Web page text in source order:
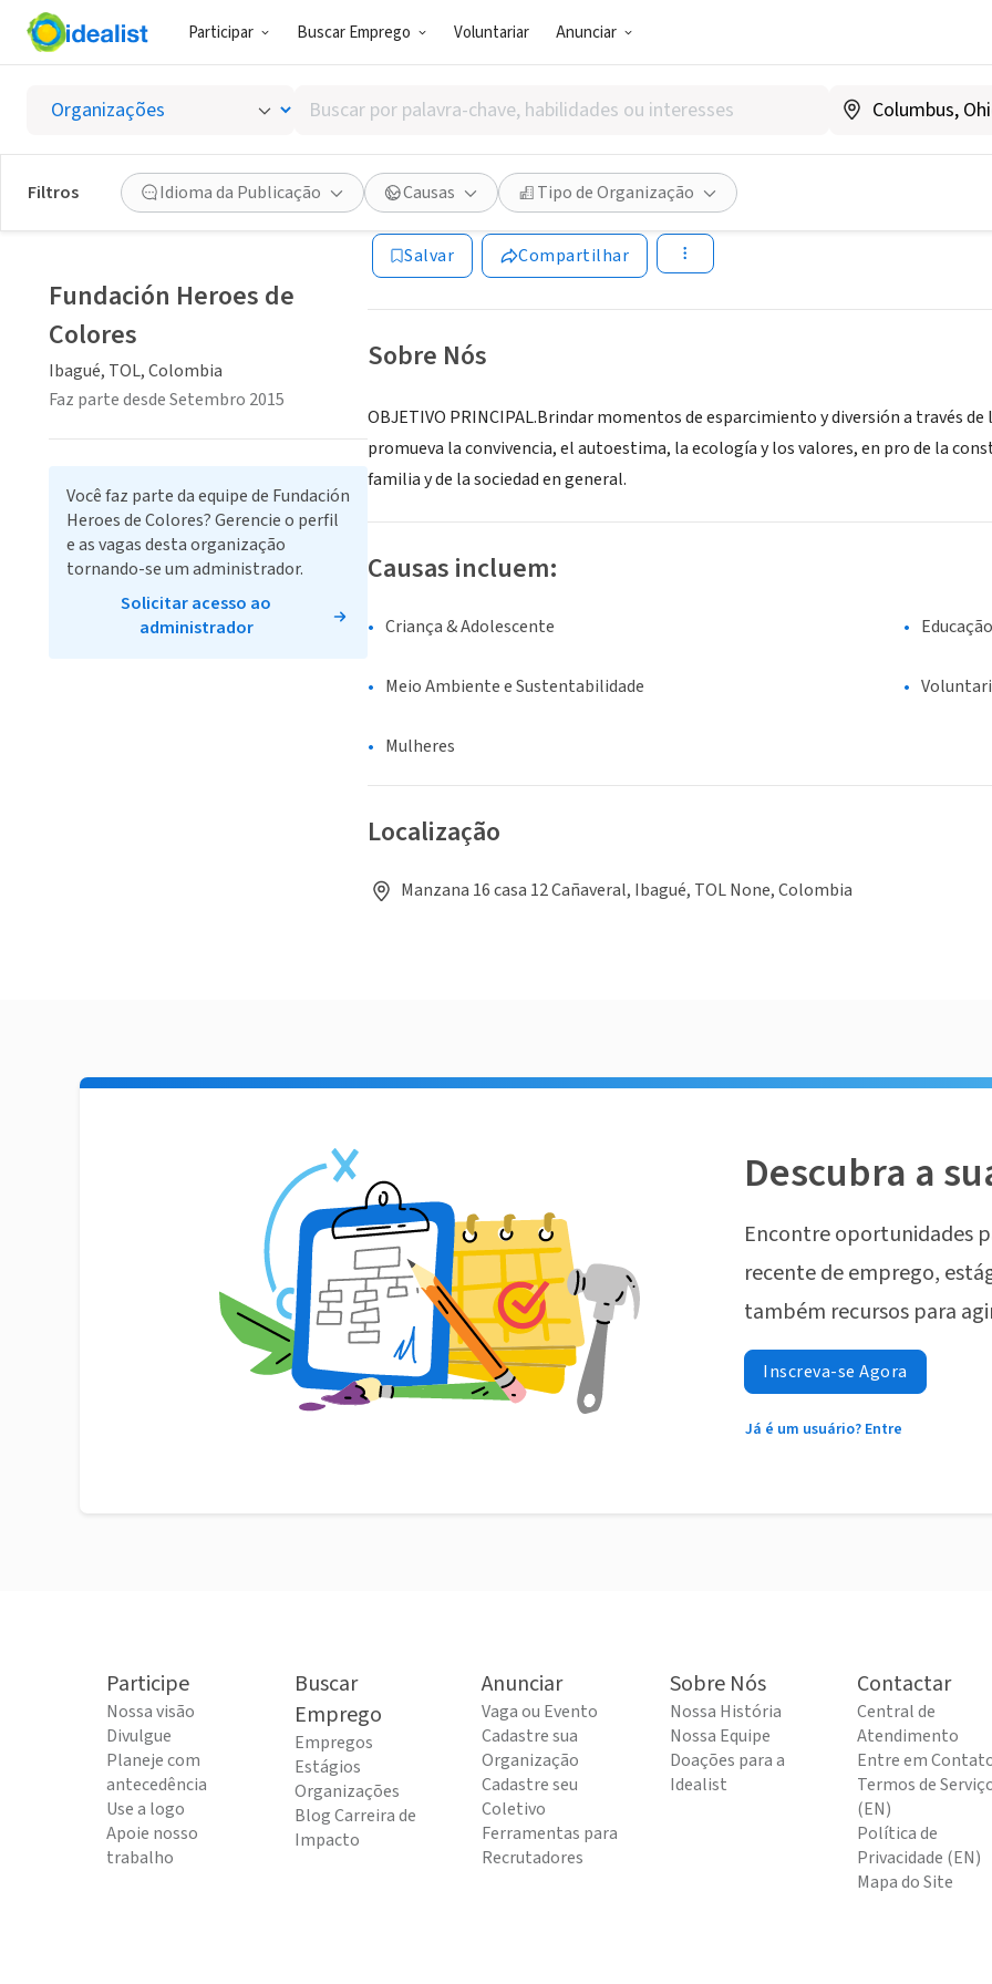
Participar Buscar Emprego Voluntariar Anunciar
Buscar
por
palavra-
chave,
habilidades
ou
interesses
Filtros Idioma da Publicação Causas Tipo de Organização
Fundación Heroes de Colores
Ibagué, TOL, Colombia|fundacionheroesdecolores.org
Salvar Compartilhar
Sobre Nós
OBJETIVO PRINCIPAL.Brindar momentos de esparcimiento y diversión a través
promueva la convivencia, el autoestima, la ecología y los valores, en pro de la
familia y de la sociedad en general.
Causas incluem:
Criança & Adolescente Educação
Meio Ambiente e Sustentabilidade
Mulheres
Localização
Manzana 16 casa 12 Cañaveral, Ibagué, TOL None, Colombia
Fundación Heroes de
Colores
Ibagué, TOL, Colombia
Faz parte desde Setembro 2015
Você faz parte da equipe de Fundación
Heroes de Colores? Gerencie o perfil
e as vagas desta organização
tornando-se um administrador.
Solicitar acesso ao
administrador
Descubra a
Encontre oportunidades
recente de emprego,
também recursos para
Inscreva-se Agora
Já é um usuário? Entre
Participe
Nossa visão
Divulgue
Planeje com
antecedência
Use a logo
Apoie nosso
trabalho
Buscar
Emprego
Empregos
Estágios
Organizações
Blog Carreira de
Impacto
Anunciar
Vaga ou Evento
Cadastre sua
Organização
Cadastre seu
Coletivo
Ferramentas para
Recrutadores
Sobre Nós
Nossa História
Nossa Equipe
Doações para a
Idealist
Contactar
Central de
Atendimento
Entre em
Termos de
(EN)
Política de
Privacidade (EN)
Mapa do Site